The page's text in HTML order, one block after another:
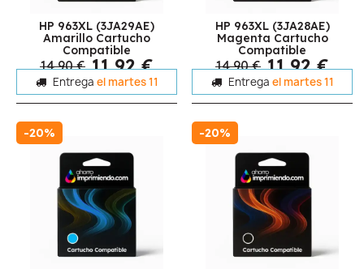
HP 963XL (3JA29AE)
Amarillo Cartucho
Compatible
14,90 € 11,92 €
Entrega el martes 11
HP 963XL (3JA28AE)
Magenta Cartucho
Compatible
14,90 € 11,92 €
Entrega el martes 11
-20% -20%